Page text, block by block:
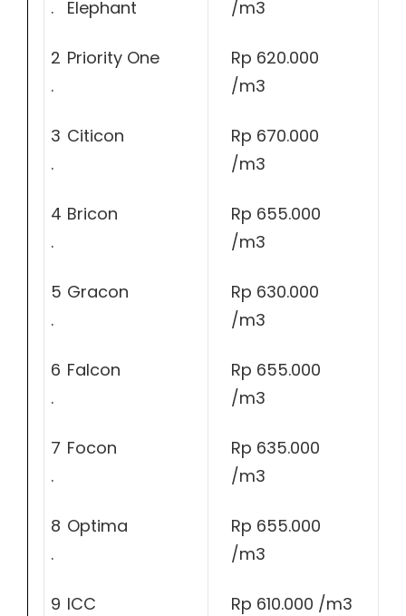
.
Elephant
/m3
2
.
Priority One
Rp 620.000
/m3
3
.
Citicon
Rp 670.000
/m3
4
.
Bricon
Rp 655.000
/m3
5
.
Gracon
Rp 630.000
/m3
6
.
Falcon
Rp 655.000
/m3
7
.
Focon
Rp 635.000
/m3
8
.
Optima
Rp 655.000
/m3
9 ICC Rp 610.000 /m3